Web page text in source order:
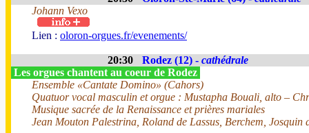
Johann Vexo
Lien : oloron-orgues.fr/evenements/
20:30 Rodez (12) - cathédrale
Les orgues chantent au coeur de Rodez
Ensemble «Cantate Domino» (Cahors)
Quatuor vocal masculin et orgue : Mustapha Bouali, alto –
Musique sacrée de la Renaissance et prières mariales
Jean Mouton Palestrina, Roland de Lassus, Berchem, Josquin